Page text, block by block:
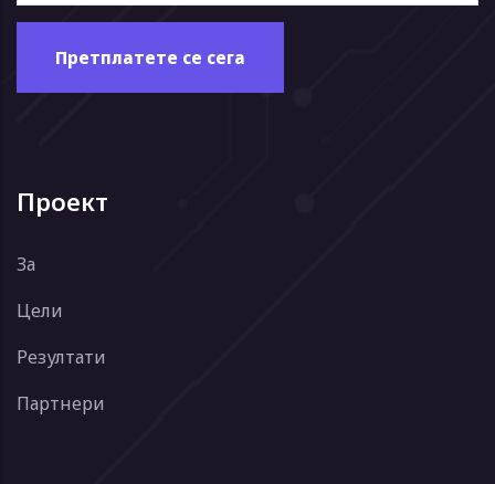
Проект
За
Цели
Резултати
Партнери